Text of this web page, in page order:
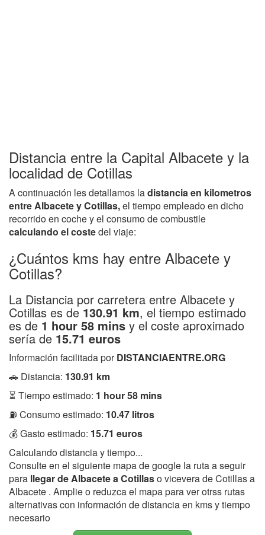
Distancia entre la Capital Albacete y la
localidad de Cotillas
A continuación les detallamos ladistancia en kilometros
entre Albacete y Cotillas,el tiempo empleado en dicho
recorrido en coche y el consumo de combustile
calculando el costedel viaje:
¿Cuántos kms hay entre Albacete y
Cotillas?
La Distancia por carretera entre Albacete y
Cotillas es de 130.91 km, el tiempo estimado
es de 1 hour 58 mins y el coste aproximado
sería de 15.71 euros
Información facilitada porDISTANCIAENTRE.ORG
🚗 Distancia: 130.91 km
⏳ Tiempo estimado: 1 hour 58 mins
⛽ Consumo estimado: 10.47 litros
💰 Gasto estimado: 15.71 euros
Calculando distancia y tiempo...
Consulte en el siguiente mapa de google la ruta a seguir
para llegar de Albacete a Cotillaso vicevera de Cotillas a
Albacete . Amplie o reduzca el mapa para ver otrss rutas
alternativas con información de distancia en kms y tiempo
necesario